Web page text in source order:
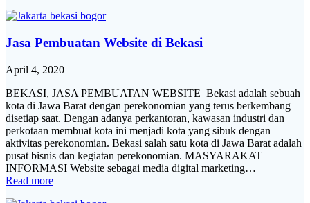
Jasa Pembuatan Website di Bekasi
April 4, 2020
BEKASI, JASA PEMBUATAN WEBSITE Bekasi adalah sebuah
kota di Jawa Barat dengan perekonomian yang terus berkembang
disetiap saat. Dengan adanya perkantoran, kawasan industri dan
perkotaan membuat kota ini menjadi kota yang sibuk dengan
aktivitas perekonomian. Bekasi salah satu kota di Jawa Barat adalah
pusat bisnis dan kegiatan perekonomian. MASYARAKAT
INFORMASI Website sebagai media digital marketing…
Read more